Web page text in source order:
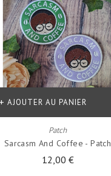
Patch
Sarcasm And Coffee - Patch
12,00 €
AJOUTER AU PANIER